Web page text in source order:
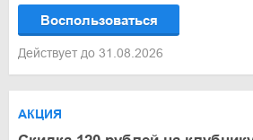
Воспользоваться
Действует до 31.08.2026
АКЦИЯ